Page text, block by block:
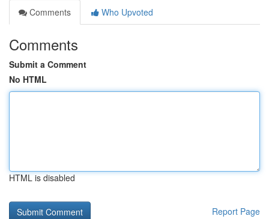
Comments
Who Upvoted
Comments
Submit a Comment
No HTML
HTML is disabled
Report Page